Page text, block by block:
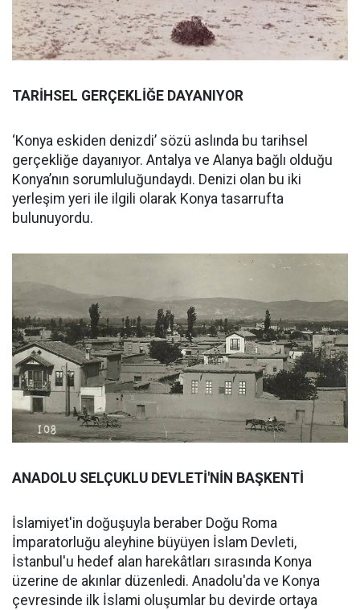
TARİHSEL GERÇEKLİĞE DAYANIYOR
‘Konya eskiden denizdi’ sözü aslında bu tarihsel
gerçekliğe dayanıyor. Antalya ve Alanya bağlı olduğu
Konya’nın sorumluluğundaydı. Denizi olan bu iki
yerleşim yeri ile ilgili olarak Konya tasarrufta
bulunuyordu.
ANADOLU SELÇUKLU DEVLETİ'NİN BAŞKENTİ
İslamiyet'in doğuşuyla beraber Doğu Roma
İmparatorluğu aleyhine büyüyen İslam Devleti,
İstanbul'u hedef alan harekâtları sırasında Konya
üzerine de akınlar düzenledi. Anadolu'da ve Konya
çevresinde ilk İslami oluşumlar bu devirde ortaya